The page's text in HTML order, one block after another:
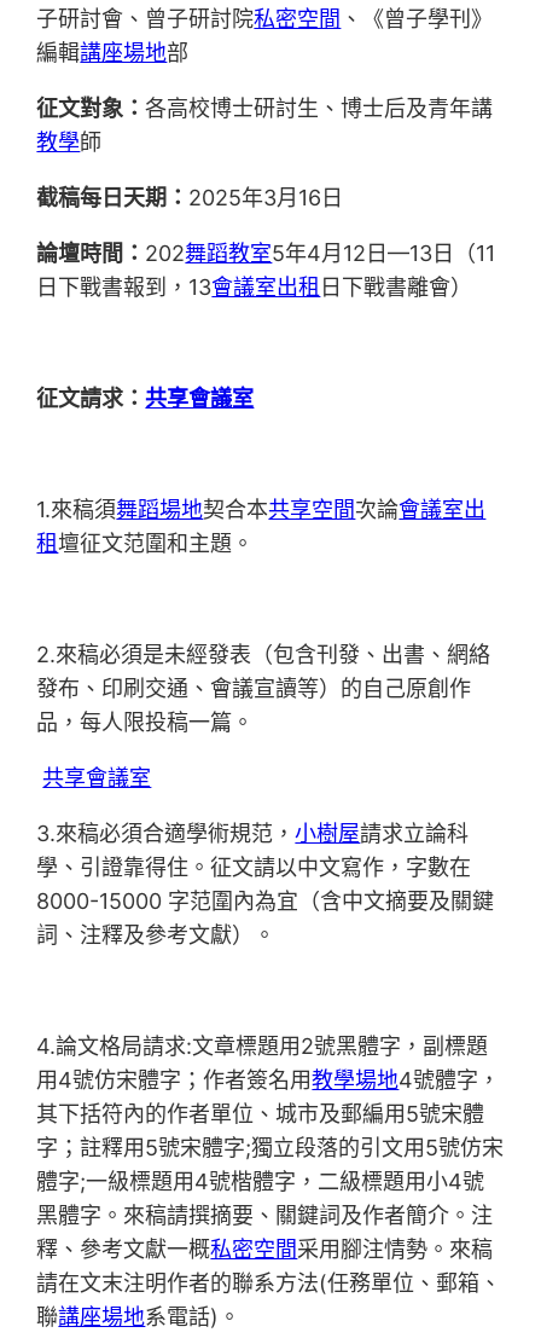
子研討會、曾子研討院私密空間 、《曾子學刊》
編輯講座場地部
征文對象：各高校博士研討生、博士后及青年講
教學師
截稿每日天期： 2025年3月16日
論壇時間： 202舞蹈教室5年4月12日—13日（11
日下戰書報到，13會議室出租 日下戰書離會）
征文請求：共享會議室
1.來稿須舞蹈場地契合本共享空間次論會議室出
租壇征文范圍和主題。
2.來稿必須是未經發表（包含刊發、出書、網絡
發布、印刷交通、會議宣讀等）的自己原創作
品，每人限投稿一篇。
共享會議室
3.來稿必須合適學術規范，小樹屋請求立論科
學、引證靠得住。征文請以中文寫作，字數在
8000-15000 字范圍內為宜（含中文摘要及關鍵
詞、注釋及參考文獻）。
4.論文格局請求:文章標題用2號黑體字，副標題
用4號仿宋體字；作者簽名用教學場地4號體字，
其下括符內的作者單位、城市及郵編用5號宋體
字；註釋用5號宋體字;獨立段落的引文用5號仿宋
體字;一級標題用4號楷體字，二級標題用小4號
黑體字。來稿請撰摘要、關鍵詞及作者簡介。注
釋、參考文獻一概私密空間采用腳注情勢。來稿
請在文末注明作者的聯系方法(任務單位、郵箱、
聯講座場地系電話)。